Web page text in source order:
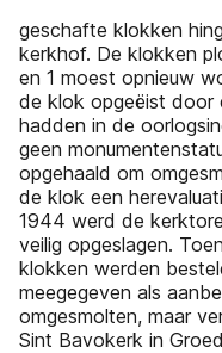
geschafte klokken
kerkhof. De klokken
en 1 moest opnieuw
de klok opgeëist door
hadden in de
geen
opgehaald om
de klok een
1944 werd de
veilig opgeslagen.
klokken werden
meegegeven als
omgesmolten, maar
Sint Bavokerk in